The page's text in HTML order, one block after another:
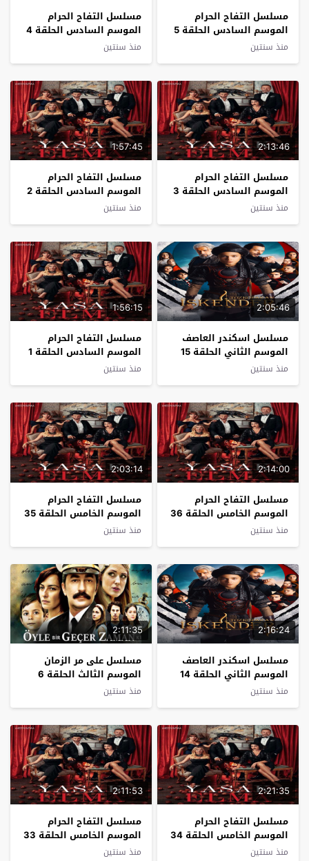
مسلسل التفاح الحرام
الموسم السادس الحلقة 5
مترجم
منذ سنتين
مسلسل التفاح الحرام
الموسم السادس الحلقة 4
مترجم
منذ سنتين
2:13:46
مسلسل التفاح الحرام
الموسم السادس الحلقة 3
مترجم
منذ سنتين
1:57:45
مسلسل التفاح الحرام
الموسم السادس الحلقة 2
مترجم
منذ سنتين
2:05:46
مسلسل اسكندر العاصف
الموسم الثاني الحلقة 15
مترجم
منذ سنتين
1:56:15
مسلسل التفاح الحرام
الموسم السادس الحلقة 1
مترجم
منذ سنتين
2:14:00
مسلسل التفاح الحرام
الموسم الخامس الحلقة 36
مترجم – نهاية الموسم
منذ سنتين
2:03:14
مسلسل التفاح الحرام
الموسم الخامس الحلقة 35
مترجم
منذ سنتين
2:16:24
مسلسل اسكندر العاصف
الموسم الثاني الحلقة 14
مترجم
منذ سنتين
2:11:35
مسلسل على مر الزمان
الموسم الثالث الحلقة 6
مترجم
منذ سنتين
2:21:35
مسلسل التفاح الحرام
الموسم الخامس الحلقة 34
مترجم
منذ سنتين
2:11:53
مسلسل التفاح الحرام
الموسم الخامس الحلقة 33
مترجم
منذ سنتين